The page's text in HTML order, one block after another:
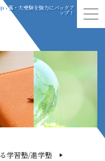
・高・大受験を強力にバックア
ップ！
学習塾/進学塾